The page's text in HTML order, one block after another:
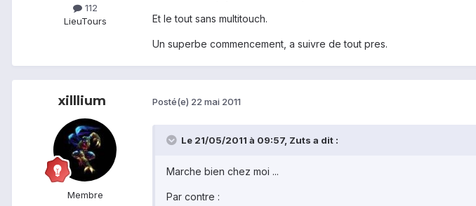
112
LieuTours Et le tout sans multitouch.
Un superbe commencement, a suivre de tout pres.
xilllium
Membre
Posté(e) 22 mai 2011
Le 21/05/2011 à 09:57, Zuts a dit :
Marche bien chez moi ...
Par contre :